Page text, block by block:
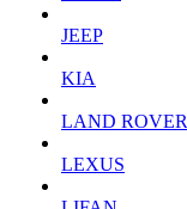
JEEP
KIA
LAND ROVER
LEXUS